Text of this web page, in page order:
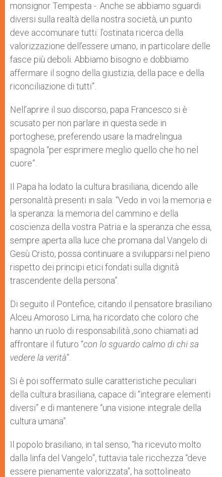
monsignor Tempesta -. Anche se abbiamo sguardi
diversi sulla realtà della nostra società, un punto
deve accomunare tutti: l’ostinata ricerca della
valorizzazione dell’essere umano, in particolare delle
fasce più deboli. Abbiamo bisogno e dobbiamo
affermare il sogno della giustizia, della pace e della
riconciliazione di tutti”.
Nell’aprire il suo discorso, papa Francesco si è
scusato per non parlare in questa sede in
portoghese, preferendo usare la madrelingua
spagnola “per esprimere meglio quello che ho nel
cuore”.
Il Papa ha lodato la cultura brasiliana, dicendo alle
personalità presenti in sala: “Vedo in voi la memoria e
la speranza: la memoria del cammino e della
coscienza della vostra Patria e la speranza che essa,
sempre aperta alla luce che promana dal Vangelo di
Gesù Cristo, possa continuare a svilupparsi nel pieno
rispetto dei principi etici fondati sulla dignità
trascendente della persona”.
Di seguito il Pontefice, citando il pensatore brasiliano
Alceu Amoroso Lima, ha ricordato che coloro che
hanno un ruolo di responsabilità ,sono chiamati ad
affrontare il futuro “con lo sguardo calmo di chi sa
vedere la verità”.
Si è poi soffermato sulle caratteristiche peculiari
della cultura brasiliana, capace di “integrare elementi
diversi” e di mantenere “una visione integrale della
cultura umana”.
Il popolo brasiliano, in tal senso, “ha ricevuto molto
dalla linfa del Vangelo”, tuttavia tale ricchezza “deve
essere pienamente valorizzata”, ha sottolineato